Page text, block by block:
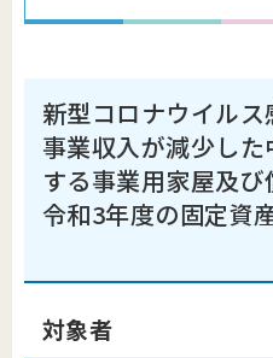
新型コロナウイル
事業収入が減少し
する事業用家屋及び
令和3年度の固定資
対象者